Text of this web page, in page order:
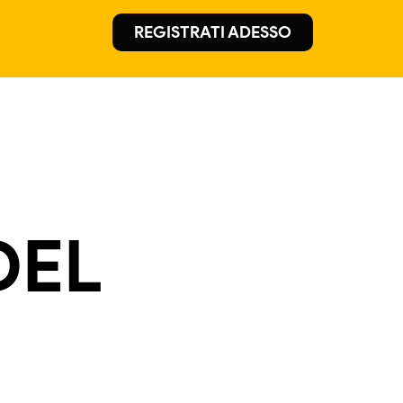
REGISTRATI ADESSO